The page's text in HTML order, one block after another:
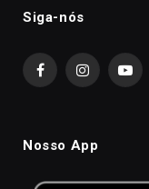
Siga-nós
FacebookInstagram
Nosso App